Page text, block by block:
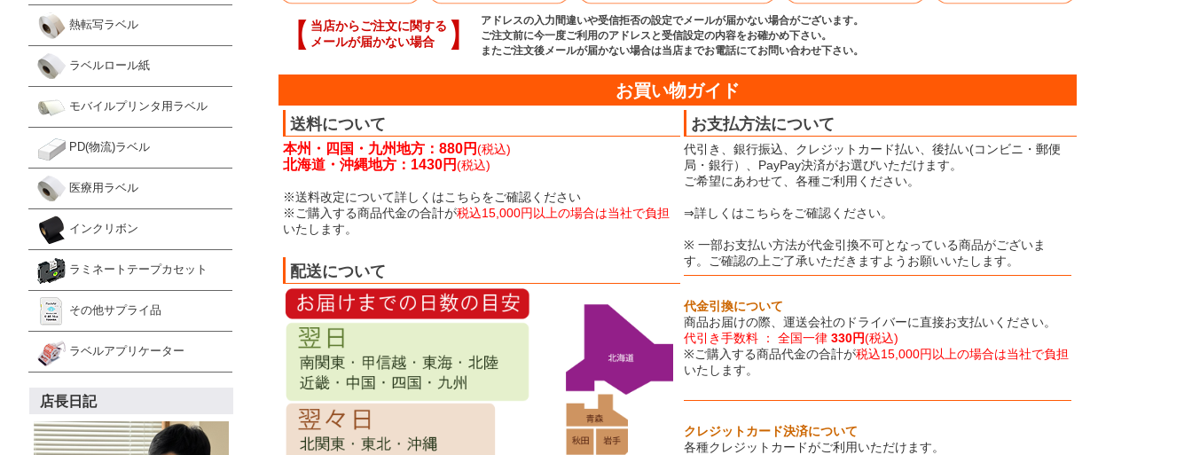
熱転写ラベル
ラベルロール紙
モバイルプリンタ用ラベル
PD(物流)ラベル
医療用ラベル
インクリボン
ラミネートテープカセット
その他サプライ品
ラベルアプリケーター
店長日記
【 当店からご注文に関する
メールが届かない場合
】
アドレスの入力間違いや受信拒否の設定でメールが届かない場合がございます。
ご注文前に今一度ご利用のアドレスと受信設定の内容をお確かめ下さい。
またご注文後メールが届かない場合は当店までお電話にてお問い合わせ下さい。
お買い物ガイド
送料について
本州・四国・九州地方：880円(税込)
北海道・沖縄地方：1430円(税込)
※送料改定について詳しくはこちらをご確認ください
※ご購入する商品代金の合計が税込15,000円以上の場合は当社で負担
いたします。
配送について
お支払方法について
代引き、銀行振込、クレジットカード払い、後払い(コンビニ・郵便
局・銀行）、PayPay決済がお選びいただけます。
ご希望にあわせて、各種ご利用ください。
⇒詳しくはこちらをご確認ください。
※ 一部お支払い方法が代金引換不可となっている商品がございま
す。ご確認の上ご了承いただきますようお願いいたします。
代金引換について
商品お届けの際、運送会社のドライバーに直接お支払いください。
代引き手数料 ： 全国一律 330円(税込)
※ご購入する商品代金の合計が税込15,000円以上の場合は当社で負担
いたします。
クレジットカード決済について
各種クレジットカードがご利用いただけます。